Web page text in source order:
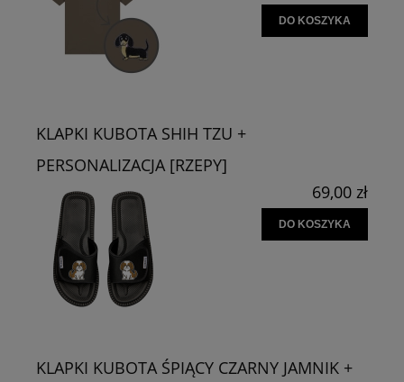
DO KOSZYKA
KLAPKI KUBOTA SHIH TZU +
PERSONALIZACJA [RZEPY]
69,00 zł
DO KOSZYKA
KLAPKI KUBOTA ŚPIĄCY CZARNY JAMNIK +